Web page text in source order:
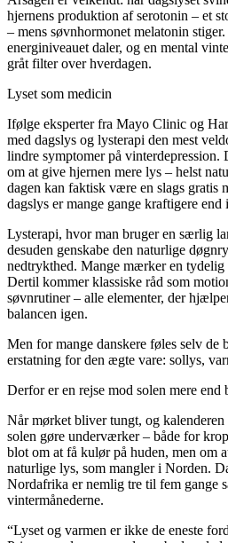
hjernens produktion af serotonin – et
– mens søvnhormonet melatonin
energiniveauet daler, og en mental
gråt filter over hverdagen.
Lyset som medicin
Ifølge eksperter fra Mayo Clinic og
med dagslys og lysterapi den mest
lindre symptomer på vinterdepression.
om at give hjernen mere lys – helst
dagen kan faktisk være en slags gratis
dagslys er mange gange kraftigere end
Lysterapi, hvor man bruger en særlig
desuden genskabe den naturlige
nedtrykthed. Mange mærker en tydelig
Dertil kommer klassiske råd som
søvnrutiner – alle elementer, der
balancen igen.
Men for mange danskere føles selv de
erstatning for den ægte vare: sollys,
Derfor er en rejse mod solen mere end
Når mørket bliver tungt, og kalenderen
solen gøre underværker – både for
blot om at få kulør på huden, men om
naturlige lys, som mangler i Norden.
Nordafrika er nemlig tre til fem gange
vintermånederne.
“Lyset og varmen er ikke de eneste